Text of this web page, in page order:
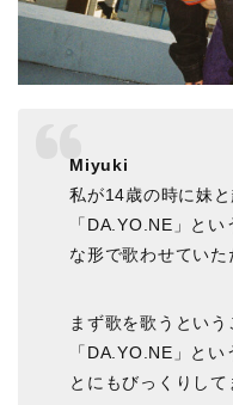
Miyuki
私が14歳の時に妹
「DA.YO.NE」と
な形で歌わせていた
まず歌を歌うという
「DA.YO.NE」と
とにもびっくりして